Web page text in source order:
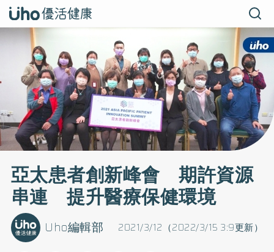
亞太患者創新峰會 期許資源
串連 提升醫療保健環境
2021/3/12（2022/3/15 3:9更新）
Uho編輯部